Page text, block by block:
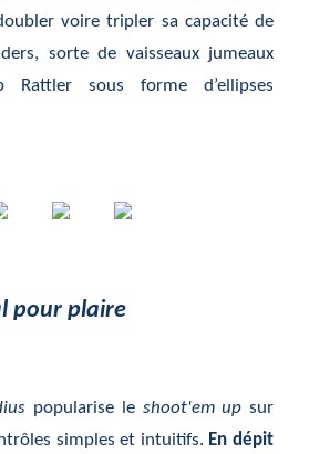
voire tripler sa capacité de
sorte de vaisseaux jumeaux
Rattler sous forme d’ellipses
pour plaire
popularise le shoot'em up sur
simples et intuitifs. En dépit